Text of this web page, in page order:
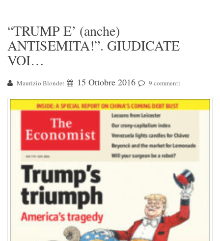
“TRUMP E’ (anche)
ANTISEMITA!”. GIUDICATE
VOI…
Maurizio Blondet 15 Ottobre 2016 9 commenti